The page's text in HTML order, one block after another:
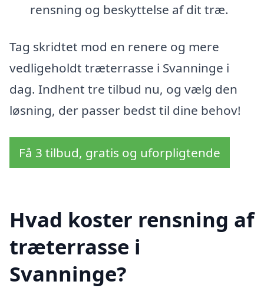
rensning og beskyttelse af dit træ.
Tag skridtet mod en renere og mere
vedligeholdt træterrasse i Svanninge i
dag. Indhent tre tilbud nu, og vælg den
løsning, der passer bedst til dine behov!
Få 3 tilbud, gratis og uforpligtende
Hvad koster rensning af
træterrasse i
Svanninge?